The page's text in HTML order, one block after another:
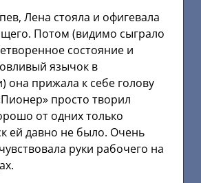
Лена стояла и офигевала
Потом (видимо сыграло
состояние и
язычок в
она прижала к себе голову
просто творил
от одних только
ей давно не было. Очень
руки рабочего на